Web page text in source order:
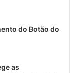
do Botão do
as